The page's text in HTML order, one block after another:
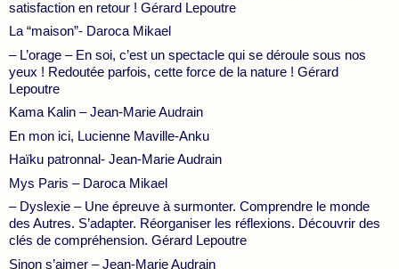
satisfaction en retour ! Gérard Lepoutre
La “maison”- Daroca Mikael
– L’orage – En soi, c’est un spectacle qui se déroule sous nos
yeux ! Redoutée parfois, cette force de la nature ! Gérard
Lepoutre
Kama Kalin – Jean-Marie Audrain
En mon ici, Lucienne Maville-Anku
Haïku patronnal- Jean-Marie Audrain
Mys Paris – Daroca Mikael
– Dyslexie – Une épreuve à surmonter. Comprendre le monde
des Autres. S’adapter. Réorganiser les réflexions. Découvrir des
clés de compréhension. Gérard Lepoutre
Sinon s’aimer – Jean-Marie Audrain